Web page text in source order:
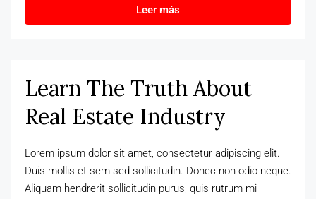
Leer más
Learn The Truth About
Real Estate Industry
Lorem ipsum dolor sit amet, consectetur adipiscing elit.
Duis mollis et sem sed sollicitudin. Donec non odio neque.
Aliquam hendrerit sollicitudin purus, quis rutrum mi